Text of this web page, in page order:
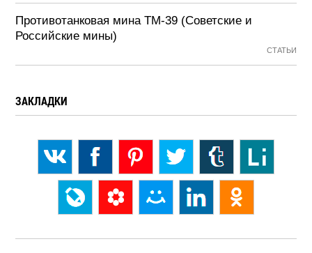
Противотанковая мина ТМ-39 (Советские и
Российские мины)
СТАТЬИ
ЗАКЛАДКИ